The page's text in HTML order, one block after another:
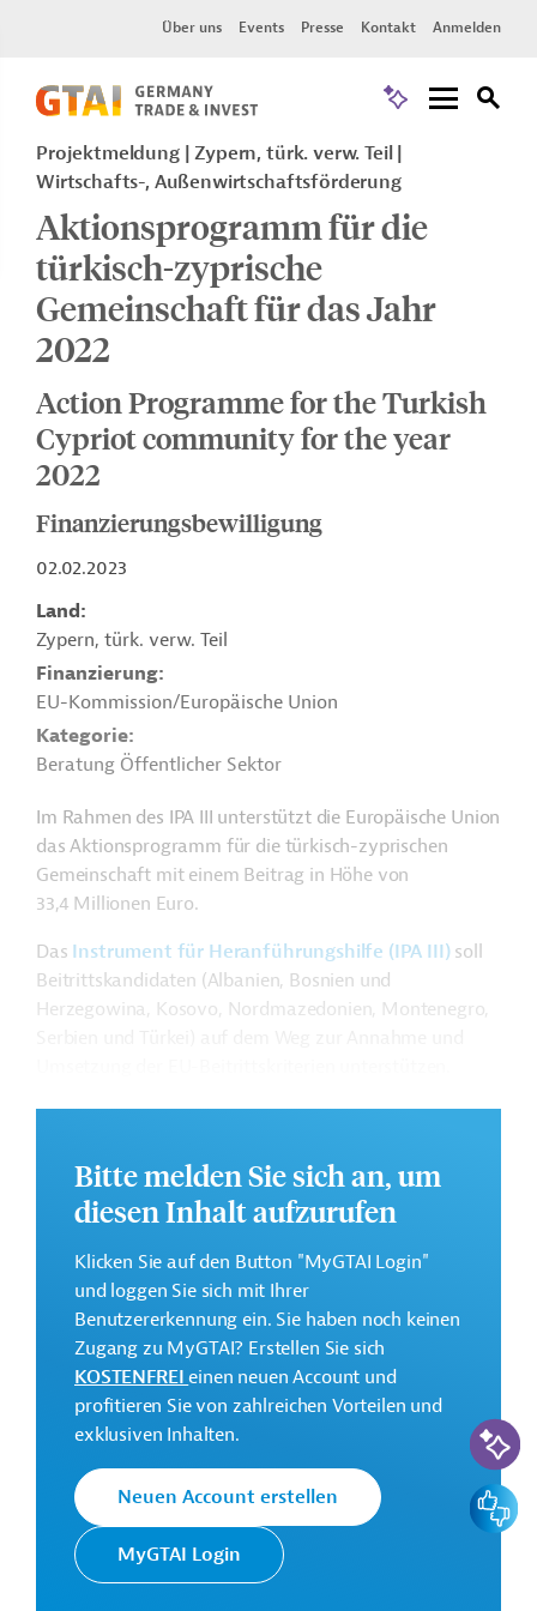
Über uns Events Presse Kontakt Anmelden
Projektmeldung
Zypern, türk. verw. Teil
Wirtschafts-, Außenwirtschaftsförderung
Aktionsprogramm für die
türkisch-zyprische
Gemeinschaft für das Jahr
2022
Action Programme for the Turkish
Cypriot community for the year
2022
Finanzierungsbewilligung
02.02.2023
Land
Zypern, türk. verw. Teil
Finanzierung
EU-Kommission/Europäische Union
Kategorie
Beratung Öffentlicher Sektor
Im Rahmen des IPA III unterstützt die Europäische Union
das Aktionsprogramm für die türkisch-zyprischen
Gemeinschaft mit einem Beitrag in Höhe von
33,4 Millionen Euro.
Das Instrument für Heranführungshilfe (IPA III)soll
Beitrittskandidaten (Albanien, Bosnien und
Herzegowina, Kosovo, Nordmazedonien, Montenegro,
Ziel des Programms ist die Förderung der
Entwicklung der türkisch-zyprischen Gemeinschaft. Der
Schwerpunkt liegt u.a. auf der wirtschaftlichen
Integration der Insel und der Verbesserung der Kontakte
zwischen den beiden Gemeinschaften sowie mit der EU.
Weitere Informationen zu dem
Aktionsprogramm finden Sie in den
Originaldokumenten, die zum Download bereitstehen.
Bei Fragen wenden Sie sich bitte an das Brüsseler Büro
von Germany Trade & Invest unter bruessel@gtai.de
Gesamtkosten:
33,4 Millionen Euro
Geberbeitrag:
33,4 Millionen Euro
Bitte melden Sie sich an, um
diesen Inhalt aufzurufen
Klicken Sie auf den Button "MyGTAI Login"
und loggen Sie sich mit Ihrer
Benutzererkennung ein. Sie haben noch keinen
Zugang zu MyGTAI? Erstellen Sie sich
KOSTENFREIeinen neuen Account und
profitieren Sie von zahlreichen Vorteilen und
exklusiven Inhalten.
Neuen Account erstellen
MyGTAI Login
KI-